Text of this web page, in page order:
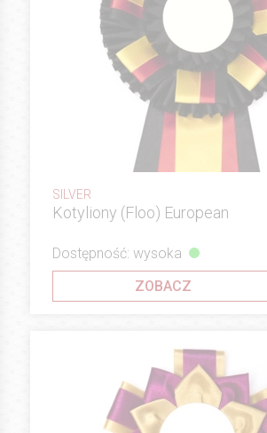
SILVER
Kotyliony (Floo) European
Dostępność: wysoka
ZOBACZ